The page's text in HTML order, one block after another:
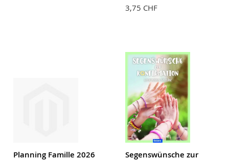
3,75 CHF
Planning Famille 2026
Segenswünsche zur